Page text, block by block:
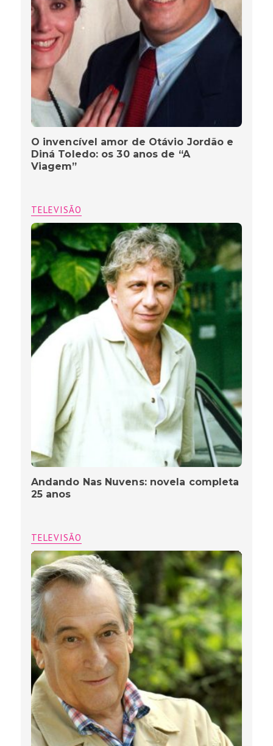
O invencível amor de Otávio Jordão e
Diná Toledo: os 30 anos de “A
Viagem”
TELEVISÃO
Andando Nas Nuvens: novela completa
25 anos
TELEVISÃO